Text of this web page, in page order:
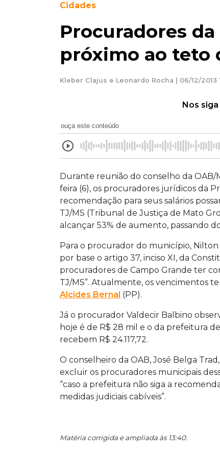
Cidades
Procuradores
próximo ao teto
Kleber Clajus e Leonardo Rocha | 06/12/2013
Nos siga
ouça este conteúdo
Durante reunião do conselho da OAB/
feira (6), os procuradores jurídicos da
recomendação para seus salários
TJ/MS (Tribunal de Justiça de Mato
alcançar 53% de aumento, passando
Para o procurador do município,
por base o artigo 37, inciso XI, da
procuradores de Campo Grande ter
TJ/MS”. Atualmente, os vencimentos
Alcides Bernal (PP).
Já o procurador Valdecir Balbino
hoje é de R$ 28 mil e o da prefeitura
recebem R$ 24.117,72.
O conselheiro da OAB, José Belga
excluir os procuradores municipais
“caso a prefeitura não siga a
medidas judiciais cabíveis”.
Matéria corrigida e ampliada às 13:40.